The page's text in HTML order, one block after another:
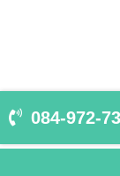
084-972-